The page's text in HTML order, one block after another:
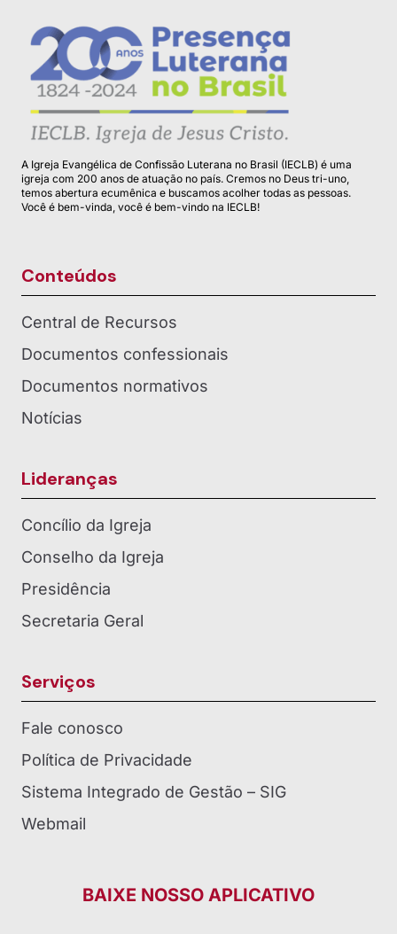
A Igreja Evangélica de Confissão Luterana no Brasil (IECLB) é uma
igreja com 200 anos de atuação no país. Cremos no Deus tri-uno,
temos abertura ecumênica e buscamos acolher todas as pessoas.
Você é bem-vinda, você é bem-vindo na IECLB!
Conteúdos
Central de Recursos
Documentos confessionais
Documentos normativos
Notícias
Lideranças
Concílio da Igreja
Conselho da Igreja
Presidência
Secretaria Geral
Serviços
Fale conosco
Política de Privacidade
Sistema Integrado de Gestão – SIG
Webmail
BAIXE NOSSO APLICATIVO